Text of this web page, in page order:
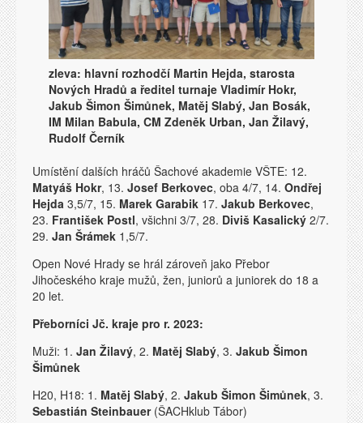
zleva: hlavní rozhodčí Martin Hejda, starosta
Nových Hradů a ředitel turnaje Vladimír Hokr,
Jakub Šimon Šimůnek, Matěj Slabý, Jan Bosák,
IM Milan Babula, CM Zdeněk Urban, Jan Žilavý,
Rudolf Černík
Umístění dalších hráčů Šachové akademie VŠTE: 12.
Matyáš Hokr, 13. Josef Berkovec, oba 4/7, 14. Ondřej
Hejda 3,5/7, 15. Marek Garabik 17. Jakub Berkovec,
23. František Postl, všichni 3/7, 28. Diviš Kasalický 2/7.
29. Jan Šrámek 1,5/7.
Open Nové Hrady se hrál zároveň jako Přebor
Jihočeského kraje mužů, žen, juniorů a juniorek do 18 a
20 let.
Přeborníci Jč. kraje pro r. 2023:
Muži: 1. Jan Žilavý, 2. Matěj Slabý, 3. Jakub Šimon
Šimůnek
H20, H18: 1. Matěj Slabý, 2. Jakub Šimon Šimůnek, 3.
Sebastián Steinbauer(ŠACHklub Tábor)